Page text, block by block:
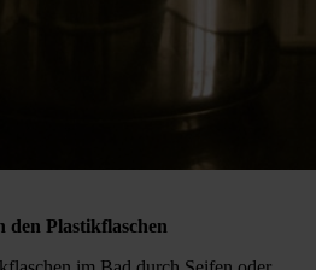
den Plastikflaschen